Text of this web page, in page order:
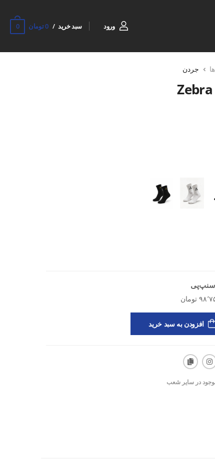
ورود سبد خرید 0 تومان 0
جردن
افزودن به سبد خرید
در سایر شعب